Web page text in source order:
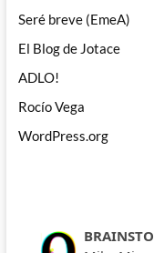
Seré breve (EmeA)
El Blog de Jotace
ADLO!
Rocío Vega
WordPress.org